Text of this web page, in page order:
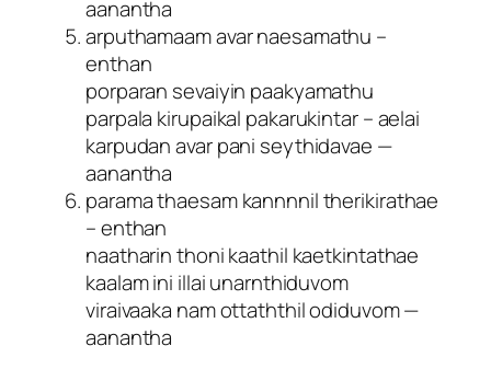
aanantha
arputhamaam avar naesamathu –
enthan
porparan sevaiyin paakyamathu
parpala kirupaikal pakarukintar – aelai
karpudan avar pani seythidavae —
aanantha
parama thaesam kannnnil therikirathae
– enthan
naatharin thoni kaathil kaetkintathae
kaalam ini illai unarnthiduvom
viraivaaka nam ottaththil odiduvom —
aanantha